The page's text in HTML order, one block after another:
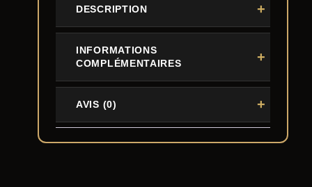
DESCRIPTION
INFORMATIONS
COMPLÉMENTAIRES
AVIS (0)